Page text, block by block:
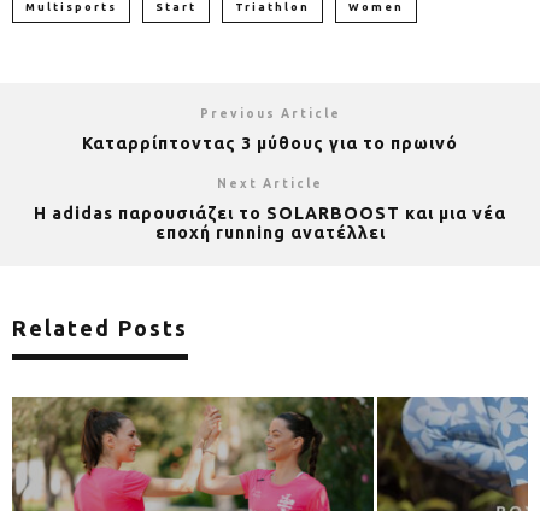
Multisports Start Triathlon Women
Previous Article
Καταρρίπτοντας 3 μύθους για το πρωινό
Next Article
Η adidas παρουσιάζει το SOLARBOOST και μια νέα
εποχή running ανατέλλει
Related Posts